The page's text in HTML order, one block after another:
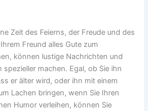
Zeit des Feierns, der Freude und des
Freund alles Gute zum
können lustige Nachrichten und
spezieller machen. Egal, ob Sie ihn
er älter wird, oder ihn mit einem
Lachen bringen, wenn Sie Ihren
Humor verleihen, können Sie